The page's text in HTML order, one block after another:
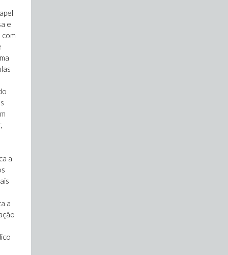
e
a
a